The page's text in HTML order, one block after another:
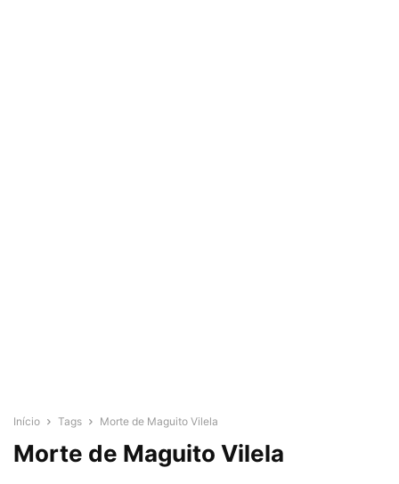
Início Tags Morte de Maguito Vilela
Morte de Maguito Vilela